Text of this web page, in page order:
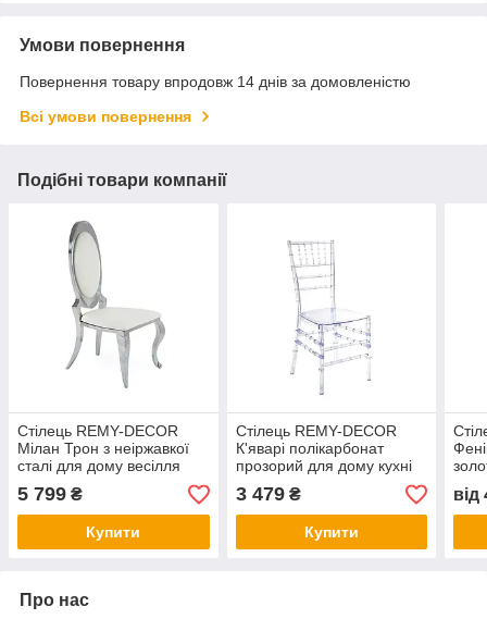
Умови повернення
Повернення товару впродовж 14 днів за домовленістю
Всі умови повернення
Подібні товари компанії
Стілець REMY-DECOR
Мілан Трон з неіржавкої
сталі для дому весілля
банкетів від заводу
виробника
5 799 ₴
Купити
Стілець REMY-DECOR
К'яварі полікарбонат
прозорий для дому кухні
ресторану та кафе
(Chiavari)
3 479₴
Купити
від
Про нас